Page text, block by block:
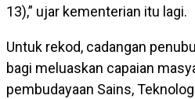
13),” ujar kementerian itu lagi.
Untuk rekod, cadangan
bagi meluaskan capaian
pembudayaan Sains,